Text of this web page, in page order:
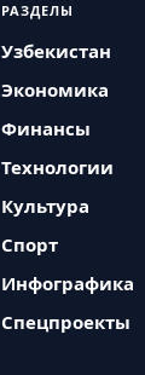
РАЗДЕЛЫ
Узбекистан
Экономика
Финансы
Технологии
Культура
Спорт
Инфографика
Спецпроекты